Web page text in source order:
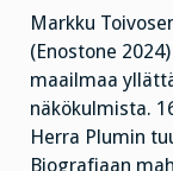
Markku
(Enostone
maailmaa
näkökulmista.
Herra Plumin
Biografiaan